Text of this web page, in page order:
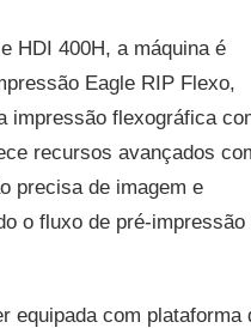
HDI 400H, a máquina é
Eagle RIP Flexo,
impressão flexográfica
recursos avançados
precisa de imagem e
o fluxo de pré-impressão
equipada com plataforma